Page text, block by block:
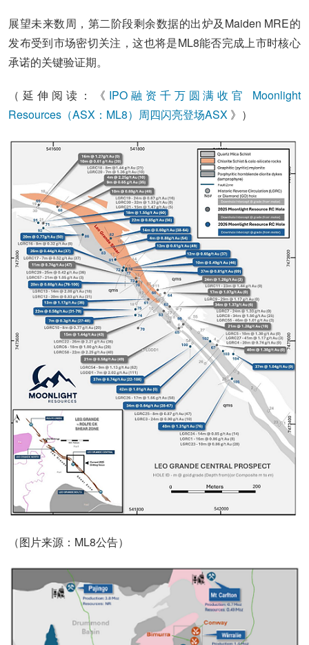
展望未来数周，第二阶段剩余数据的出炉及Maiden MRE的
发布受到市场密切关注，这也将是ML8能否完成上市时核心
承诺的关键验证期。
（延伸阅读：《 IPO融资千万圆满收官 Moonlight
Resources（ASX：ML8）周四闪亮登场ASX 》）
（图片来源：ML8公告）